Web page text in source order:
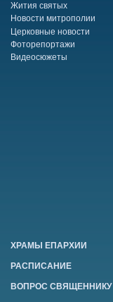
Жития святых
Новости митрополии
Церковные новости
Фоторепортажи
Видеосюжеты
ХРАМЫ ЕПАРХИИ
РАСПИСАНИЕ
ВОПРОС СВЯЩЕННИКУ